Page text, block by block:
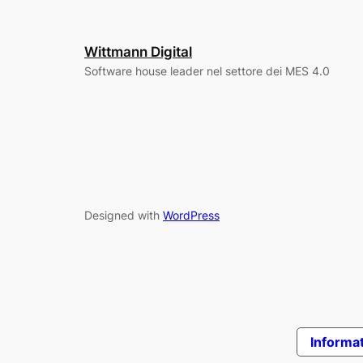
Wittmann Digital
Software house leader nel settore dei MES 4.0
Designed with WordPress